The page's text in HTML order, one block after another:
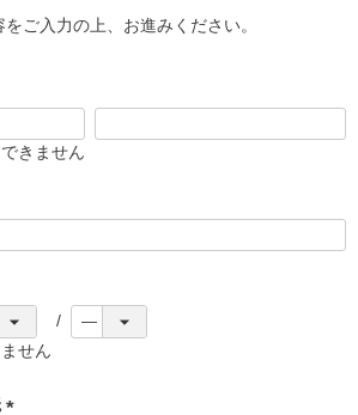
ご入力の上、お進みください。
きません
せん